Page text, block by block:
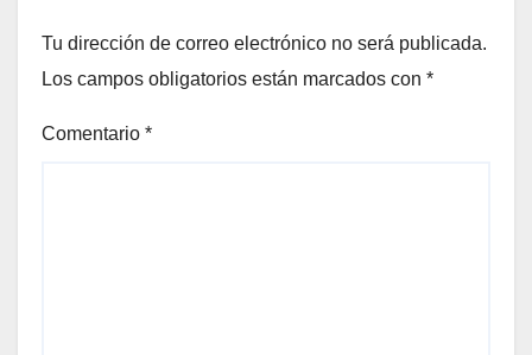
Tu dirección de correo electrónico no será publicada.
Los campos obligatorios están marcados con *
Comentario *